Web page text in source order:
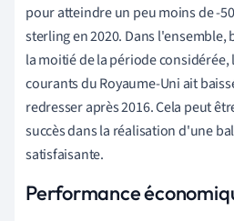
pour atteindre un peu moins de -
sterling en 2020. Dans
la moitié de la période
courants du Royaume-Uni ait
redresser après 2016. Cela peut
succès dans la réalisation d'une
satisfaisante.
Performance